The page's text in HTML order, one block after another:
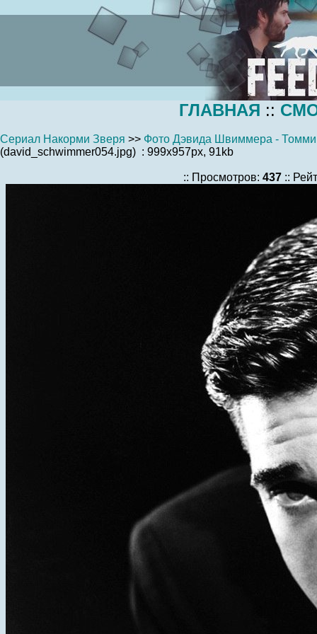
ГЛАВНАЯ ::
Сериал Накорми Зверя >> Фото Дэвида Швиммера -
(david_schwimmer054.jpg) : 999x957px, 91kb
:: Просмотров: 437 ::